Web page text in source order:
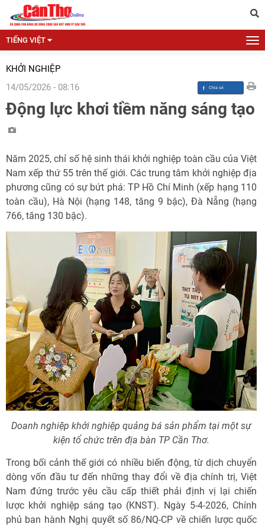
TIẾNG VIỆT
KHỞI NGHIỆP
14/05/2026 - 08:16
Động lực khơi tiềm năng sáng tạo
Năm 2025, chỉ số hệ sinh thái khởi nghiệp toàn cầu của Việt
Nam xếp thứ 55 trên thế giới. Các trung tâm khởi nghiệp địa
phương cũng có sự bứt phá: TP Hồ Chí Minh (xếp hạng 110
toàn cầu), Hà Nội (hạng 148, tăng 9 bậc), Đà Nẵng (hạng
766, tăng 130 bậc).
Doanh nghiệp khởi nghiệp quảng bá sản phẩm tại một sự
kiện tổ chức trên địa bàn TP Cần Thơ.
Trong bối cảnh thế giới có nhiều biến động, từ dịch chuyển
dòng vốn đầu tư đến những thay đổi về địa chính trị, Việt
Nam đứng trước yêu cầu cấp thiết phải định vị lại chiến
lược khởi nghiệp sáng tạo (KNST). Ngày 5-4-2026, Chính
phủ ban hành Nghị quyết số 86/NQ-CP về chiến lược quốc